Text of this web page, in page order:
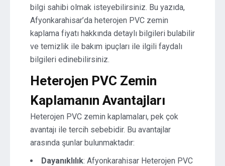
bilgi sahibi olmak isteyebilirsiniz. Bu yazıda,
Afyonkarahisar’da heterojen PVC zemin
kaplama fiyatı hakkında detaylı bilgileri bulabilir
ve temizlik ile bakım ipuçları ile ilgili faydalı
bilgileri edinebilirsiniz.
Heterojen PVC Zemin
Kaplamanın Avantajları
Heterojen PVC zemin kaplamaları, pek çok
avantajı ile tercih sebebidir. Bu avantajlar
arasında şunlar bulunmaktadır:
Dayanıklılık: Afyonkarahisar Heterojen PVC